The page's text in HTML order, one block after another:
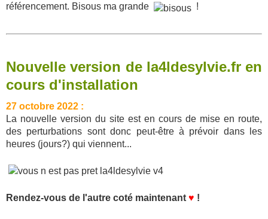
référencement. Bisous ma grande
!
Nouvelle version de la4ldesylvie.fr en
cours d'installation
27 octobre 2022 :
La nouvelle version du site est en cours de mise en route,
des perturbations sont donc peut-être à prévoir dans les
heures (jours?) qui viennent...
Rendez-vous de l'autre coté maintenant ♥ !